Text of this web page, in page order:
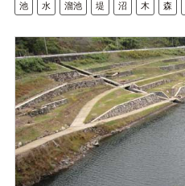
池 水 溜池 堤 沼 木 森